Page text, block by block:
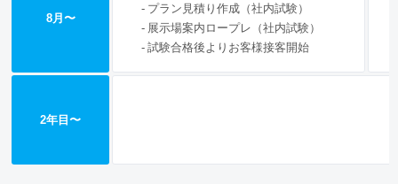
8月〜
プラン見積り作成（社内試験）
展示場案内ロープレ（社内試験）
試験合格後よりお客様接客開始
2年目〜